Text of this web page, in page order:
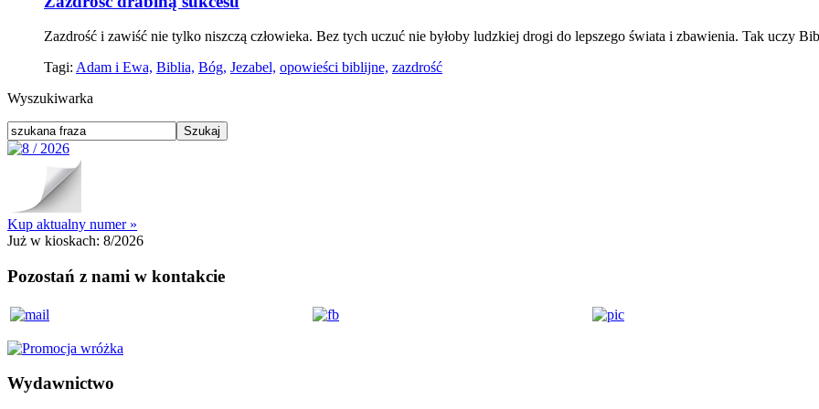
Zazdrość i zawiść nie tylko niszczą człowieka. Bez tych uczuć nie byłoby ludzkiej drogi do lepszego świata i zbawienia. Tak uczy
Tagi: Adam i Ewa, Biblia, Bóg, Jezabel, opowieści biblijne, zazdrość
Wyszukiwarka
Kup aktualny numer »
Już w kioskach: 8/2026
Pozostań z nami w kontakcie
Wydawnictwo